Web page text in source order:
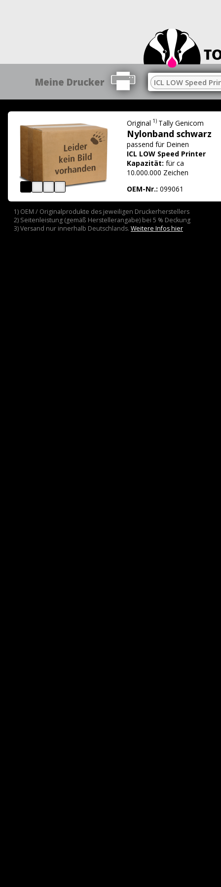
Meine Drucker ICL LOW Speed
Original 1) Tally Genicom
Nylonband schwarz
passend für Deinen
ICL LOW Speed Printer
Kapazität: für ca
10.000.000 Zeichen
OEM-Nr.: 099061
1) OEM / Originalprodukte des jeweiligen Druckerherstellers
2) Seitenleistung (gemäß Herstellerangabe) bei 5 % Deckung
3) Versand nur innerhalb Deutschlands. Weitere Infos hier